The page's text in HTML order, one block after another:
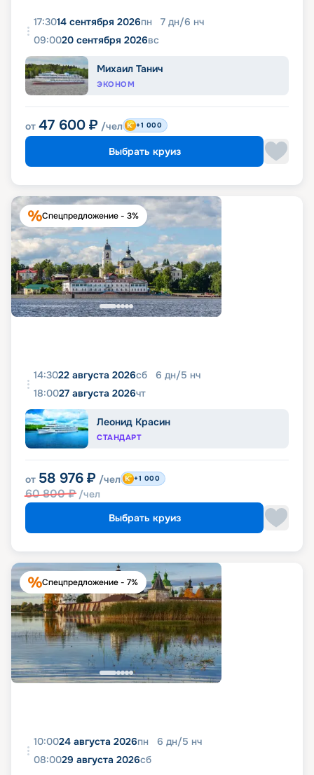
17:3014 сентября 2026пн 7 дн/6 нч
09:0020 сентября 2026вс
Михаил Танич
ЭКОНОМ
от 47 600 ₽ /чел +1 000
Выбрать круиз
Спецпредложение - 3%
14:3022 августа 2026сб 6 дн/5 нч
18:0027 августа 2026чт
Леонид Красин
СТАНДАРТ
от 58 976 ₽ /чел
60 800₽ /чел
+1 000
Выбрать круиз
Спецпредложение - 7%
10:0024 августа 2026пн 6 дн/5 нч
08:0029 августа 2026сб